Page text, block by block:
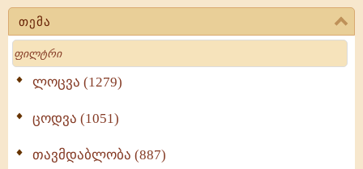
თემა
Search
ლოცვა (1279)
ცოდვა (1051)
თავმდაბლობა (887)